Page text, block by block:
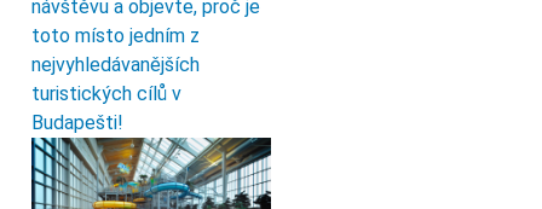
návštěvu a objevte, proč je
toto místo jedním z
nejvyhledávanějších
turistických cílů v
Budapešti!